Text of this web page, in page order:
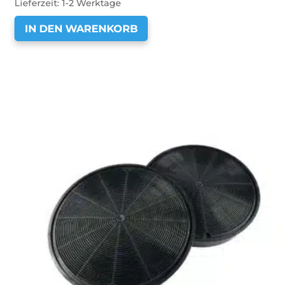
Lieferzeit:1-2 Werktage
IN DEN WARENKORB